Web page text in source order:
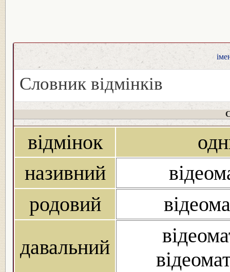
Словник відмінків
відмінок
називний
родовий
давальний